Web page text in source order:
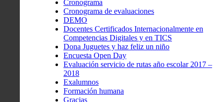
Cronograma
Cronograma de evaluaciones
DEMO
Docentes Certificados Internacionalmente en
Competencias Digitales y en TICS
Dona Juguetes y haz feliz un niño
Encuesta Open Day
Evaluación servicio de rutas año escolar 2017 –
2018
Exalumnos
Formación humana
Gracias